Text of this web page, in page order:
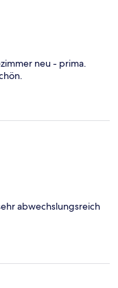
neu - prima.
abwechslungsreich